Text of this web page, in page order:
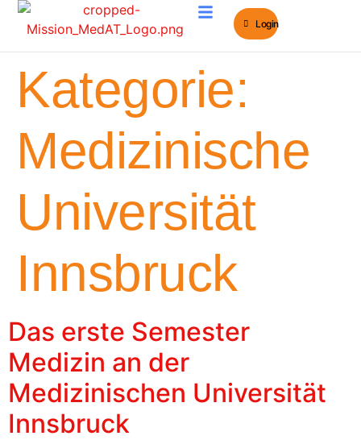
Login
Kategorie:
Medizinische
Universität
Innsbruck
Das erste Semester
Medizin an der
Medizinischen Universität
Innsbruck